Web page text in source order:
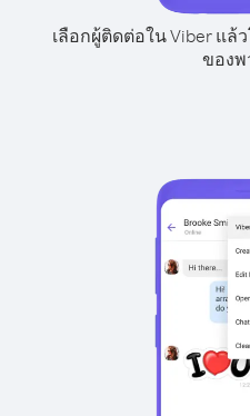
เลือกผู้ติดต่อใน Viber แ
ของพ